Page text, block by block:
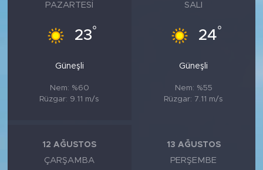
PAZARTESI
23°
Güneşli
Nem: %60
Rüzgar: 9.11 m/s
SALI
24°
Güneşli
Nem: %55
Rüzgar: 7.11 m/s
12 AĞUSTOS
ÇARŞAMBA
13 AĞUSTOS
PERŞEMBE